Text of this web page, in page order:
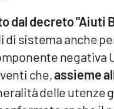
dal decreto "Aiuti
di sistema anche
negativa
che,assieme
delle utenze